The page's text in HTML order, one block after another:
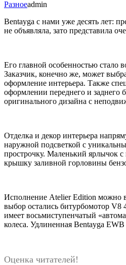
Разноеadmin
Bentayga с нами уже десять лет:
не объявляла, зато представила
Его главной особенностью стало
Заказчик, конечно же, может
оформление интерьера. Также
оформлении переднего и заднего
оригинального дизайна с
Отделка и декор интерьера
наружной подсветкой с
прострочку. Маленький ярлычок
крышку заливной горловины
Исполнение Atelier Edition можно
выбор остались битурбомотор V8
имеет восьмиступенчатый
колеса. Удлиненная Bentayga
Оценка читателей!